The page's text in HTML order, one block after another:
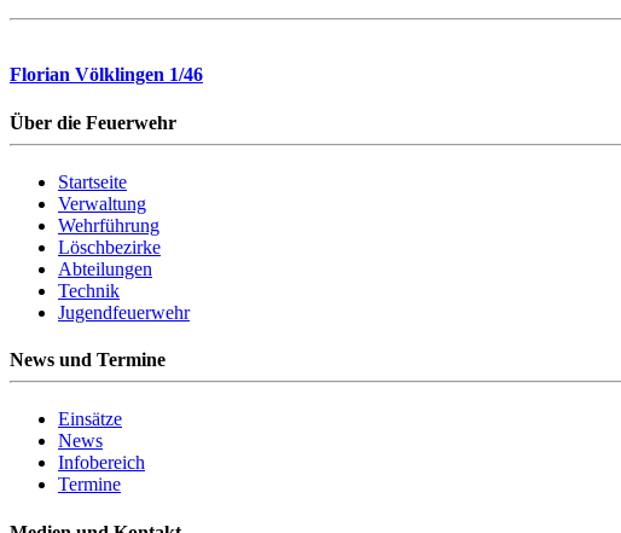
Florian Völklingen 1/46
Über die Feuerwehr
Startseite
Verwaltung
Wehrführung
Löschbezirke
Abteilungen
Technik
Jugendfeuerwehr
News und Termine
Einsätze
News
Infobereich
Termine